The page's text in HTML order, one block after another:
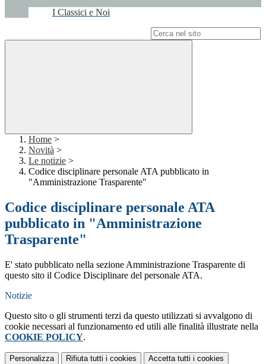
I Classici e Noi
Home >
Novità >
Le notizie >
Codice disciplinare personale ATA pubblicato in
"Amministrazione Trasparente"
Codice disciplinare personale ATA
pubblicato in "Amministrazione
Trasparente"
E' stato pubblicato nella sezione Amministrazione Trasparente di
questo sito il Codice Disciplinare del personale ATA.
Notizie
Questo sito o gli strumenti terzi da questo utilizzati si avvalgono di
cookie necessari al funzionamento ed utili alle finalità illustrate nella
COOKIE POLICY.
Personalizza Rifiuta tutti i cookies Accetta tutti i cookies